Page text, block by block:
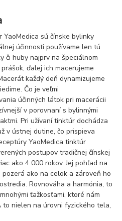
sú čínske bylinky
účinnosti používame len tú
či huby najprv na špeciálnom
ďalej ich macerujeme
každý deň dynamizujeme
Čo je veľmi
účinných látok pri macerácii
v porovnaní s bylinnými
Pri užívaní tinktúr dochádza
v ústnej dutine, čo prispieva
YaoMedica tinktúr
postupov tradičnej čínskej
ako 4 000 rokov. Jej pohľad na
ako na celok a zároveň ho
Rovnováha a harmónia, to
ťažkosťami, ktoré nám
nielen na úrovni fyzického tela,